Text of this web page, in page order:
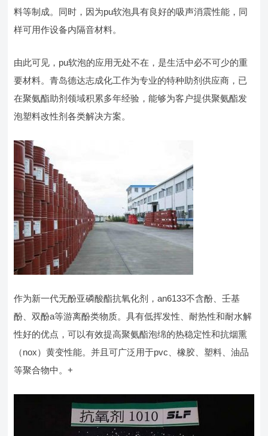
料等制成。同时，因为pu软泡具有良好的吸声消震性能，同
样可用作设备内隔音材料。
由此可见，pu软泡的应用无处不在，是生活中必不可少的重
要材料。青岛德达志成化工作为专业的特种助剂供应商，已
在聚氨酯助剂领域积累多年经验，能够为客户提供聚氨酯发
泡塑料改性剂各类解决方案。
​作为新一代无酚亚磷酸酯抗氧化剂，an6133不含酚、壬基
酚、双酚a等游离酚类物质。具有低挥发性、耐热性和耐水解
性好的优点，可以有效提高聚氨酯泡绵的热稳定性和抗烟熏
（nox）黄变性能。并且可广泛用于pvc、橡胶、塑料、油品
等聚合物中。+